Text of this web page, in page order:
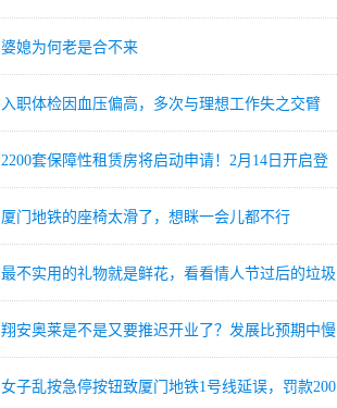
婆媳为何老是合不来
入职体检因血压偏高，多次与理想工作失之交臂
2200套保障性租赁房将启动申请！2月14日开启登
厦门地铁的座椅太滑了，想眯一会儿都不行
最不实用的礼物就是鲜花，看看情人节过后的垃圾
翔安奥莱是不是又要推迟开业了？发展比预期中慢
女子乱按急停按钮致厦门地铁1号线延误，罚款200